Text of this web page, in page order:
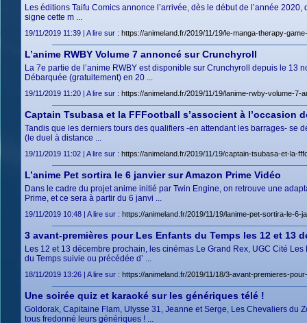
Les éditions Taifu Comics annonce l’arrivée, dès le début de l’année
signe cette m ...
19/11/2019 11:39 | A lire sur : https://animeland.fr/2019/11/19/le-manga-therapy-
L’anime RWBY Volume 7 annoncé sur Crunchyroll
La 7e partie de l’anime RWBY est disponible sur Crunchyroll depuis le
Débarquée (gratuitement) en 20 ...
19/11/2019 11:20 | A lire sur : https://animeland.fr/2019/11/19/lanime-rwby-volume-7-
Captain Tsubasa et la FFFootball s’associent à l’occasion
Tandis que les derniers tours des qualifiers -en attendant les barrages- se
(le duel à distance ...
19/11/2019 11:02 | A lire sur : https://animeland.fr/2019/11/19/captain-tsubasa-et-la-
L’anime Pet sortira le 6 janvier sur Amazon Prime Vidéo
Dans le cadre du projet anime initié par Twin Engine, on retrouve une
Prime, et ce sera à partir du 6 janvi ...
19/11/2019 10:48 | A lire sur : https://animeland.fr/2019/11/19/lanime-pet-sortira-le-6-
3 avant-premières pour Les Enfants du Temps les 12 et 13
Les 12 et 13 décembre prochain, les cinémas Le Grand Rex, UGC Cité
du Temps suivie ou précédée d’ ...
18/11/2019 13:26 | A lire sur : https://animeland.fr/2019/11/18/3-avant-premieres-
Une soirée quiz et karaoké sur les génériques télé !
Goldorak, Capitaine Flam, Ulysse 31, Jeanne et Serge, Les Chevaliers
tous fredonné leurs génériques ! ...